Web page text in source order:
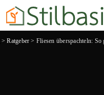
>Ratgeber > Fliesen überspachteln: So gelingt dir der perfekte